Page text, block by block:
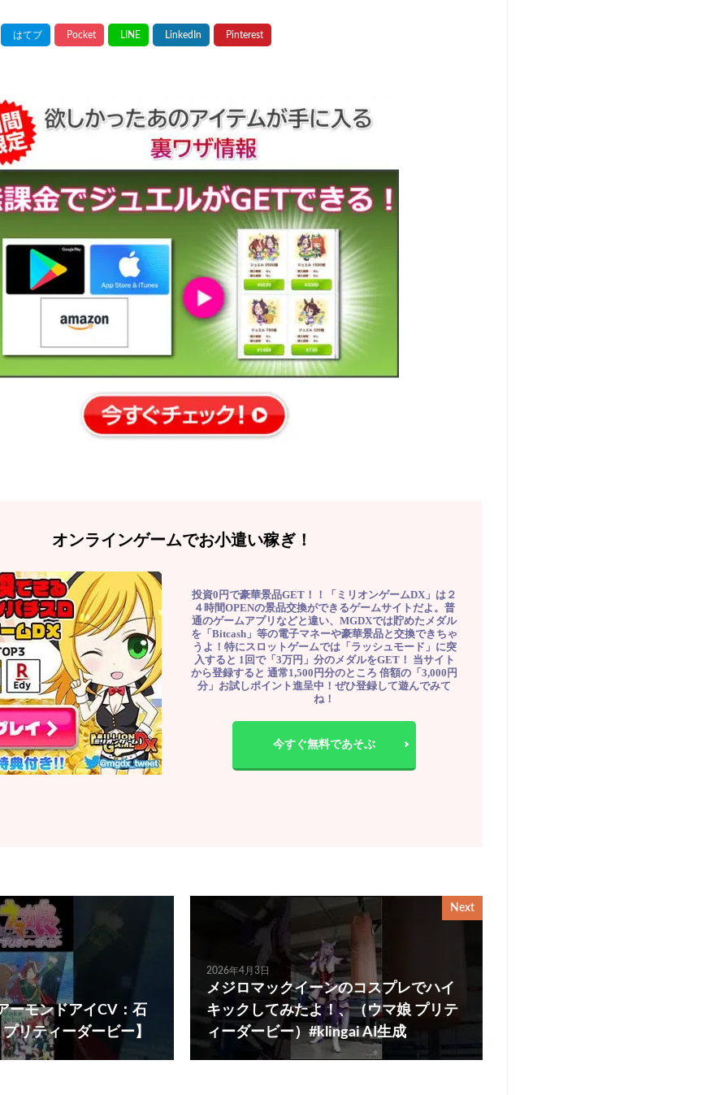
オンラインゲームでお小遣い稼ぎ！
投資0円で豪華景品GET！！「ミリオンゲームDX」は２
４時間OPENの景品交換ができるゲームサイトだよ。普
通のゲームアプリなどと違い、MGDXでは貯めたメダル
を「Bitcash」等の電子マネーや豪華景品と交換できちゃ
うよ！特にスロットゲームでは「ラッシュモード」に突
入すると 1回で「3万円」分のメダルをGET！ 当サイト
から登録すると 通常1,500円分のところ 倍額の「3,000円
分」お試しポイント進呈中！ぜひ登録して遊んでみて
ね！
今すぐ無料であそぶ
モンドアイCV：石
リティーダービー】
Next
2026年4月3日
メジロマックイーンのコスプレでハイ
キックしてみたよ！、（ウマ娘 プリテ
ィーダービー）#klingai AI生成